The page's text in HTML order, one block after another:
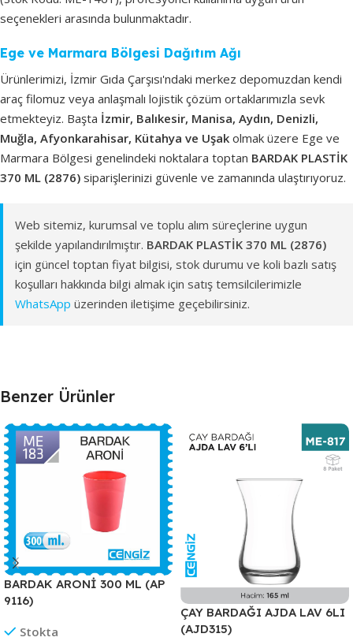
seçenekleri arasında bulunmaktadır.
Ege ve Marmara Bölgesi Dağıtım Ağı
Ürünlerimizi, İzmir Gıda Çarşısı'ndaki merkez depomuzdan kendi
araç filomuz veya anlaşmalı lojistik çözüm ortaklarımızla sevk
etmekteyiz. Başta İzmir, Balıkesir, Manisa, Aydın, Denizli,
Muğla, Afyonkarahisar, Kütahya ve Uşak olmak üzere Ege ve
Marmara Bölgesi genelindeki noktalara toptan BARDAK PLASTİK
370 ML (2876) siparişlerinizi güvenle ve zamanında ulaştırıyoruz.
Web sitemiz, kurumsal ve toplu alım süreçlerine uygun
şekilde yapılandırılmıştır. BARDAK PLASTİK 370 ML (2876)
için güncel toptan fiyat bilgisi, stok durumu ve koli bazlı satış
koşulları hakkında bilgi almak için satış temsilcilerimizle
WhatsApp üzerinden iletişime geçebilirsiniz.
Benzer Ürünler
BARDAK ARONİ 300 ML (AP
9116)
Stokta
ÇAY BARDAĞI AJDA LAV 6LI
(AJD315)